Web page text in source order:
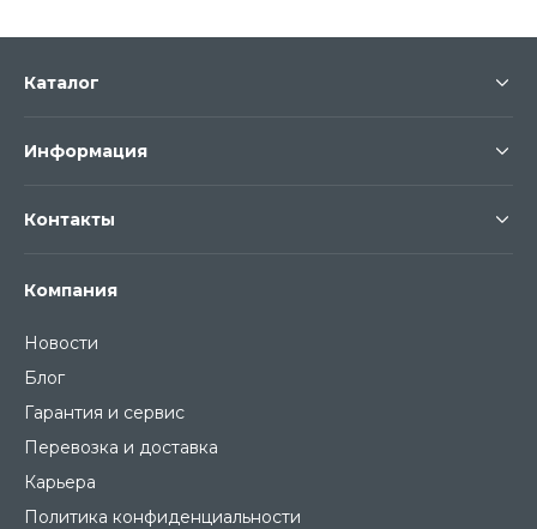
Компания
Новости
Блог
Гарантия и сервис
Перевозка и доставка
Карьера
Политика конфиденциальности
Каталог
Информация
Контакты